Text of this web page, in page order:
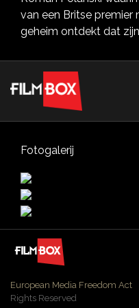
van een Britse premier
geheim ontdekt dat
Fotogalerij
European Media Freedom Act
Rights Reserved